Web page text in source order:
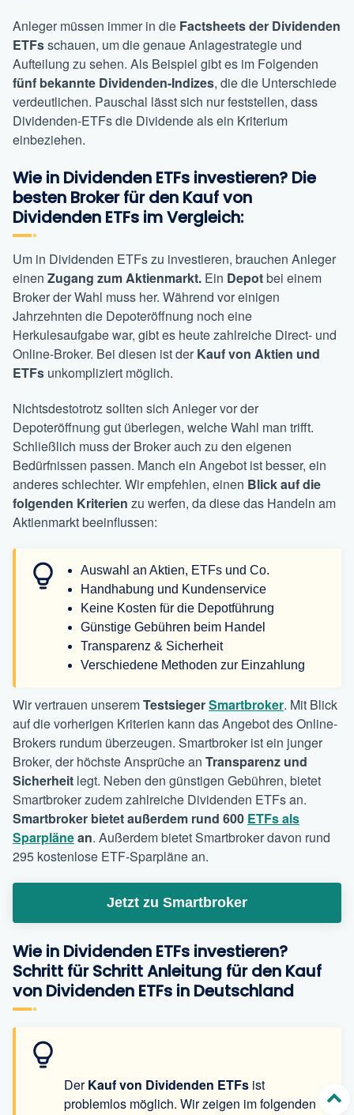
Anleger müssen immer in die Factsheets der Dividenden
ETFsschauen, um die genaue Anlagestrategie und
Aufteilung zu sehen. Als Beispiel gibt es im Folgenden
fünf bekannte Dividenden-Indizes, die die Unterschiede
verdeutlichen. Pauschal lässt sich nur feststellen, dass
Dividenden-ETFs die Dividende als ein Kriterium
einbeziehen.
Wie in Dividenden ETFs investieren? Die
besten Broker für den Kauf von
Dividenden ETFs im Vergleich:
Um in Dividenden ETFs zu investieren, brauchen Anleger
einen Zugang zum Aktienmarkt. Ein Depotbei einem
Broker der Wahl muss her. Während vor einigen
Jahrzehnten die Depoteröffnung noch eine
Herkulesaufgabe war, gibt es heute zahlreiche Direct- und
Online-Broker. Bei diesen ist derKauf von Aktien und
ETFs unkompliziert möglich.
Nichtsdestotrotz sollten sich Anleger vor der
Depoteröffnung gut überlegen, welche Wahl man trifft.
Schließlich muss der Broker auch zu den eigenen
Bedürfnissen passen. Manch ein Angebot ist besser, ein
anderes schlechter. Wir empfehlen, einen Blick auf die
folgenden Kriterien zu werfen, da diese das Handeln am
Aktienmarkt beeinflussen:
Auswahl an Aktien, ETFs und Co.
Handhabung und Kundenservice
Keine Kosten für die Depotführung
Günstige Gebühren beim Handel
Transparenz & Sicherheit
Verschiedene Methoden zur Einzahlung
Wir vertrauen unseremTestsiegerSmartbroker. Mit Blick
auf die vorherigen Kriterien kann das Angebot des Online-
Brokers rundum überzeugen. Smartbroker ist ein junger
Broker, der höchste Ansprüche an Transparenz und
Sicherheit legt. Neben den günstigen Gebühren, bietet
Smartbroker zudem zahlreiche Dividenden ETFs an.
Smartbroker bietet außerdem rund 600 ETFs als
Sparplänean. Außerdem bietet Smartbroker davon rund
295 kostenlose ETF-Sparpläne an.
Jetzt zu Smartbroker
Wie in Dividenden ETFs investieren?
Schritt für Schritt Anleitung für den Kauf
von Dividenden ETFs in Deutschland
DerKauf von Dividenden ETFs ist
problemlos möglich. Wir zeigen im folgenden